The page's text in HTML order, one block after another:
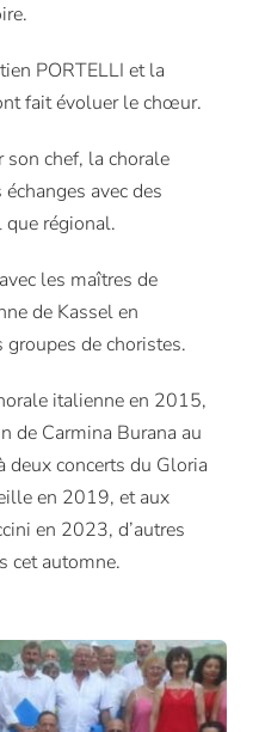
PORTELLI et la
fait évoluer le chœur.
son chef, la chorale
avec des
régional.
les maîtres de
de Kassel en
de choristes.
italienne en 2015,
de Carmina Burana au
concerts du Gloria
en 2019, et aux
en 2023, d’autres
cet automne.